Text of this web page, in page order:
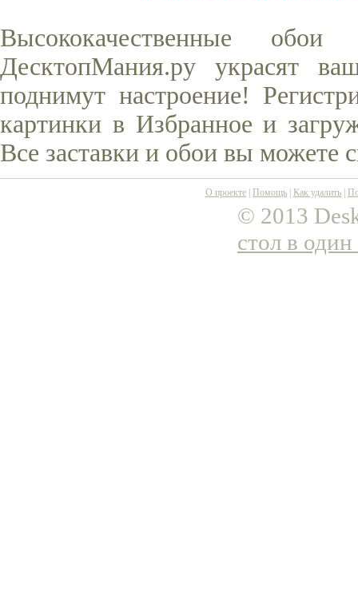
Высококачественные
ДесктопМания.ру украсят
поднимут настроение!
картинки в Избранное и
Все заставки и обои вы можете
О проекте Помощь Как удалить
© 2013
стол в